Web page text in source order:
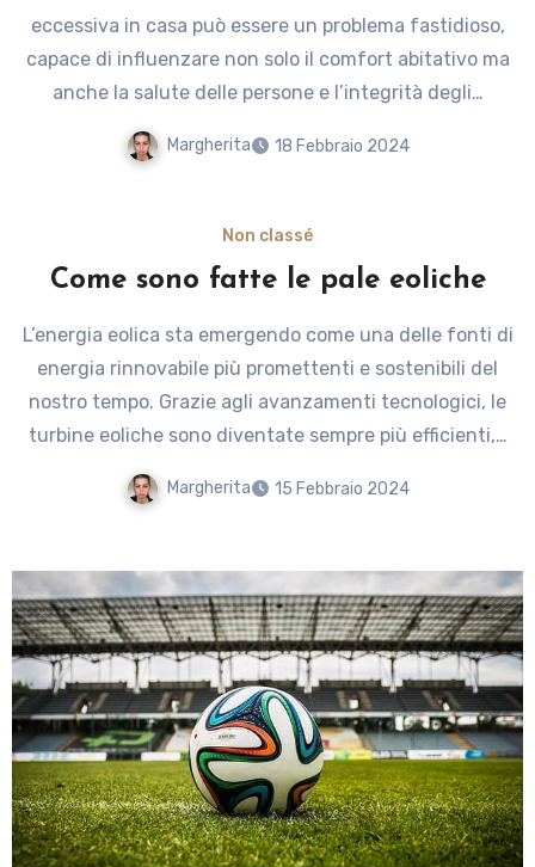
eccessiva in casa può essere un problema fastidioso,
capace di influenzare non solo il comfort abitativo ma
anche la salute delle persone e l’integrità degli…
Margherita 18 Febbraio 2024
Non classé
Come sono fatte le pale eoliche
L’energia eolica sta emergendo come una delle fonti di
energia rinnovabile più promettenti e sostenibili del
nostro tempo. Grazie agli avanzamenti tecnologici, le
turbine eoliche sono diventate sempre più efficienti,…
Margherita 15 Febbraio 2024